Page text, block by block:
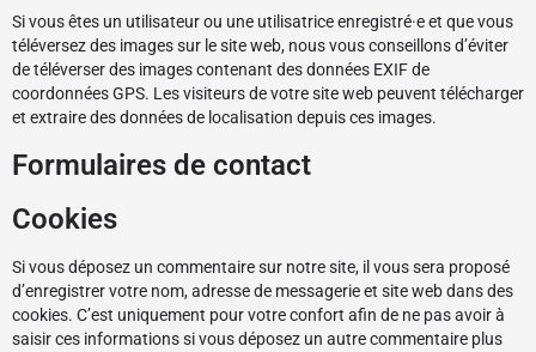
Si vous êtes un utilisateur ou une utilisatrice enregistré·e et que vous
téléversez des images sur le site web, nous vous conseillons d’éviter
de téléverser des images contenant des données EXIF de
coordonnées GPS. Les visiteurs de votre site web peuvent télécharger
et extraire des données de localisation depuis ces images.
Formulaires de contact
Cookies
Si vous déposez un commentaire sur notre site, il vous sera proposé
d’enregistrer votre nom, adresse de messagerie et site web dans des
cookies. C’est uniquement pour votre confort afin de ne pas avoir à
saisir ces informations si vous déposez un autre commentaire plus